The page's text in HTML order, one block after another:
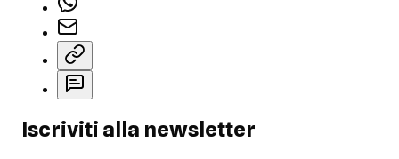
Iscriviti alla newsletter